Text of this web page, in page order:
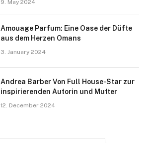
9. May 2024
Amouage Parfum: Eine Oase der Düfte
aus dem Herzen Omans
3. January 2024
Andrea Barber Von Full House-Star zur
inspirierenden Autorin und Mutter
12. December 2024